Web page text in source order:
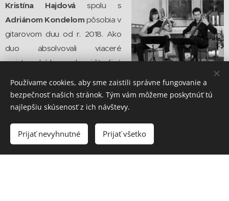
Kristína Hajdováspolu s
Adriánom Kondelompôsobia v
gitarovom duu od r. 2018. Ako
duo absolvovali viaceré
majstrovské kurzy ako aj študijný
umení im. Krištofa Pendereckého v Krakove. Koncertne sa
predstavili vo viacerých slovenských mestách. Ich
po súčasnú hudbu. Pôvodný gitarový repertoár dopĺňajú aj o
Používame cookies, aby sme zaistili správne fungovanie a
bezpečnosť našich stránok. Tým vám môžeme poskytnúť tú
najlepšiu skúsenosť z ich návštevy.
Prijať nevyhnutné Prijať všetko